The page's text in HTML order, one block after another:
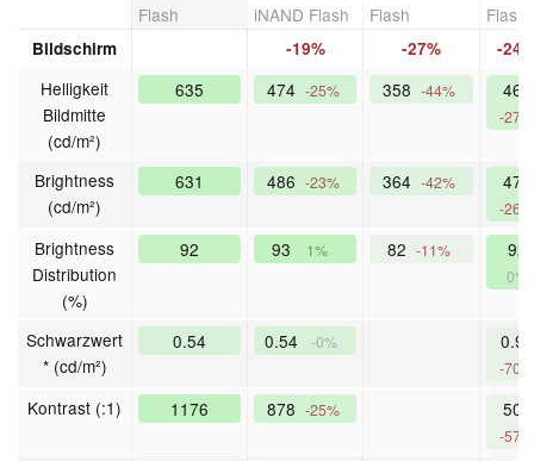
Flash
iNAND Flash
Flash
Flash
Bildschirm -19% -27% -
Helligkeit
Bildmitte
(cd/m²)
635 474 -25% 358 -44% 464
-27%
Brightness
(cd/m²)
631 486 -23% 364 -42% 470
-26%
Brightness
Distribution
(%)
92 93 1% 82 -11% 92
0%
Schwarzwert
* (cd/m²)
0.54 0.54 -0% 0.92
-70%
Kontrast (:1) 1176 878 -25% 504
-57%